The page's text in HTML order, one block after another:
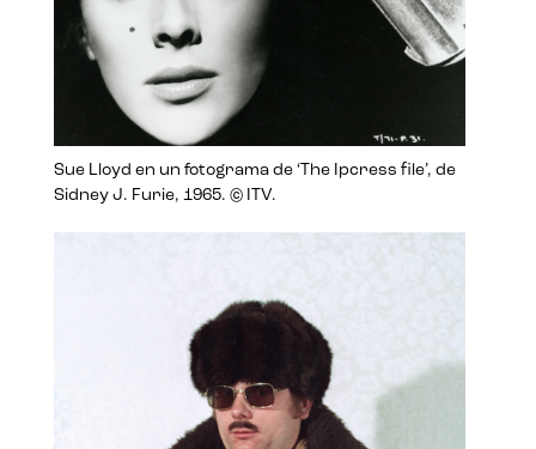
Sue Lloyd en un fotograma de ‘The Ipcress file’, de
Sidney J. Furie, 1965. © ITV.